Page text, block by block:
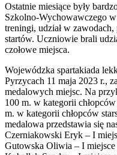
Ostatnie miesiące były
Szkolno-Wychowawczego
treningi, udział w
startów. Uczniowie brali
czołowe miejsca.
Wojewódzka spartakiada
Pyrzycach 11 maja 2023 r.,
medalowych miejsc. Na
100 m. w kategorii
m. w kategorii chłopców
medalowa przedstawia się
Czerniakowski Eryk – I
Gutowska Oliwia – I